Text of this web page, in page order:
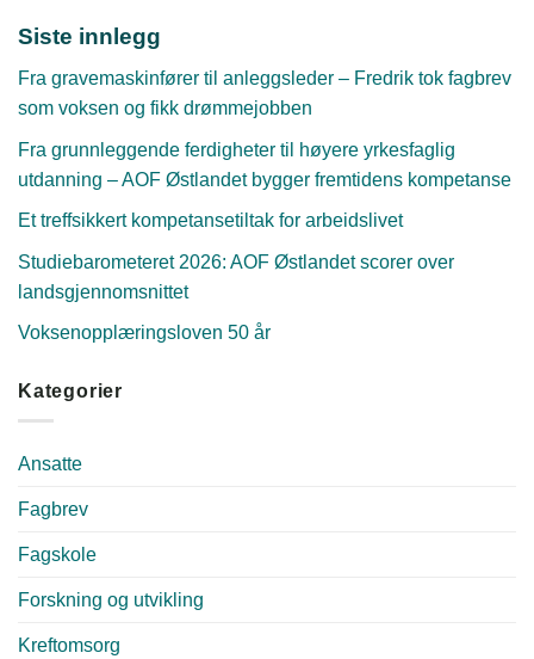
Siste innlegg
Fra gravemaskinfører til anleggsleder – Fredrik tok fagbrev
som voksen og fikk drømmejobben
Fra grunnleggende ferdigheter til høyere yrkesfaglig
utdanning – AOF Østlandet bygger fremtidens kompetanse
Et treffsikkert kompetansetiltak for arbeidslivet
Studiebarometeret 2026: AOF Østlandet scorer over
landsgjennomsnittet
Voksenopplæringsloven 50 år
Kategorier
Ansatte
Fagbrev
Fagskole
Forskning og utvikling
Kreftomsorg